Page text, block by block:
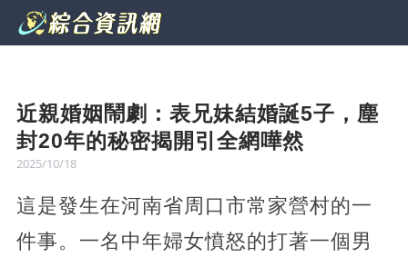
近親婚姻鬧劇：表兄妹結婚誕5子，塵
封20年的秘密揭開引全網嘩然
2025/10/18
這是發生在河南省周口市常家營村的一
件事。一名中年婦女憤怒的打著一個男